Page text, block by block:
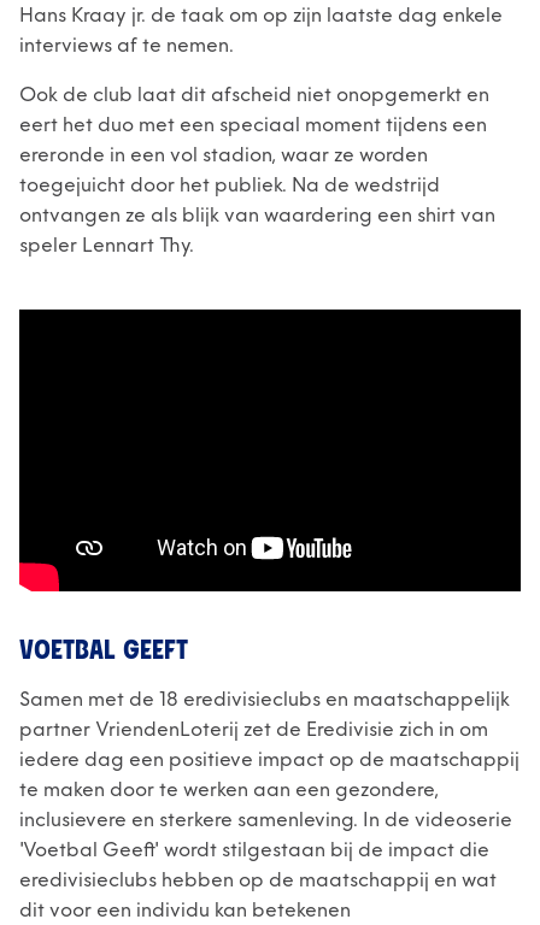
Hans Kraay jr. de taak om op zijn laatste dag enkele
interviews af te nemen.
Ook de club laat dit afscheid niet onopgemerkt en
eert het duo met een speciaal moment tijdens een
ereronde in een vol stadion, waar ze worden
toegejuicht door het publiek. Na de wedstrijd
ontvangen ze als blijk van waardering een shirt van
speler Lennart Thy.
VOETBAL GEEFT
Samen met de 18 eredivisieclubs en maatschappelijk
partner VriendenLoterij zet de Eredivisie zich in om
iedere dag een positieve impact op de maatschappij
te maken door te werken aan een gezondere,
inclusievere en sterkere samenleving. In de videoserie
'Voetbal Geeft' wordt stilgestaan bij de impact die
eredivisieclubs hebben op de maatschappij en wat
dit voor een individu kan betekenen